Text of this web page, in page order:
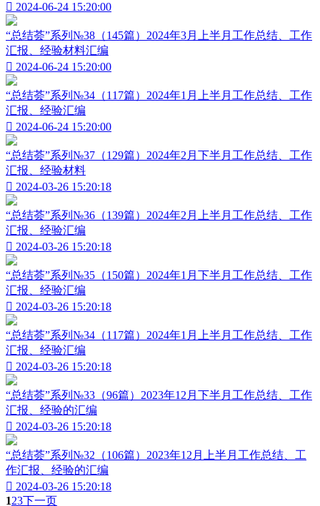
 2024-06-24 15:20:00
“总结荟”系列№38（145篇）2024年3月上半月工作总结、工作
汇报、经验材料汇编
 2024-06-24 15:20:00
“总结荟”系列№34（117篇）2024年1月上半月工作总结、工作
汇报、经验汇编
 2024-06-24 15:20:00
“总结荟”系列№37（129篇）2024年2月下半月工作总结、工作
汇报、经验材料
 2024-03-26 15:20:18
“总结荟”系列№36（139篇）2024年2月上半月工作总结、工作
汇报、经验汇编
 2024-03-26 15:20:18
“总结荟”系列№35（150篇）2024年1月下半月工作总结、工作
汇报、经验汇编
 2024-03-26 15:20:18
“总结荟”系列№34（117篇）2024年1月上半月工作总结、工作
汇报、经验汇编
 2024-03-26 15:20:18
“总结荟”系列№33（96篇）2023年12月下半月工作总结、工作
汇报、经验的汇编
 2024-03-26 15:20:18
“总结荟”系列№32（106篇）2023年12月上半月工作总结、工
作汇报、经验的汇编
 2024-03-26 15:20:18
123下一页